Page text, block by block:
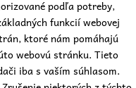
podľa potreby,
funkcií webovej
ktoré nám pomáhajú
webovú stránku. Tieto
iba s vaším súhlasom.